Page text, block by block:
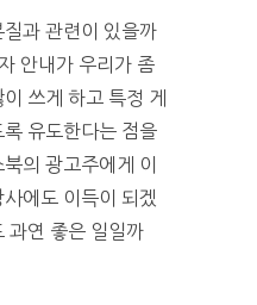
과 관련이 있을까
안내가 우리가 좀
쓰게 하고 특정 게
유도한다는 점을
의 광고주에게 이
에도 이득이 되겠
과연 좋은 일일까